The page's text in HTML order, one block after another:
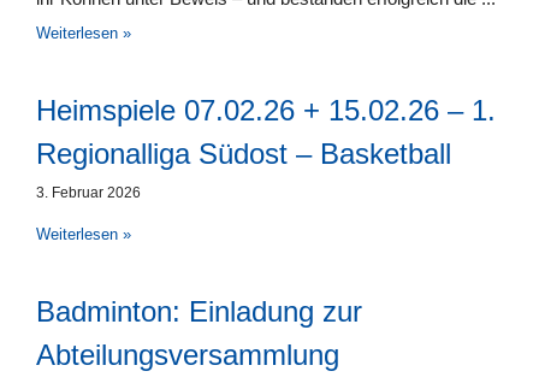
Weiterlesen »
Heimspiele 07.02.26 + 15.02.26 – 1.
Regionalliga Südost – Basketball
3. Februar 2026
Weiterlesen »
Badminton: Einladung zur
Abteilungsversammlung